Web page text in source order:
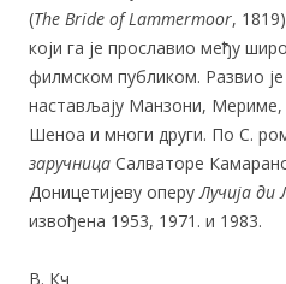
(The Bride of Lammermoor,
који га је прославио међу
филмском публиком. Развио
настављају Манзони,
Шеноа и многи други. По С.
заручница Салваторе
Доницетијеву оперуЛучија ди
извођена 1953, 1971. и 1983.
В. Кч